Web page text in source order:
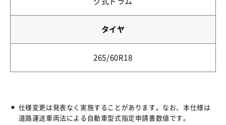
タイヤ
265/60R18
⚫︎
仕様変更は発表なく実施することがあります。なお、本仕様は
道路運送車両法による自動車型式指定申請書数値です。